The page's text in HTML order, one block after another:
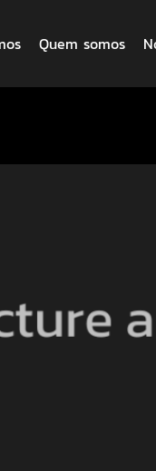
Quem somos